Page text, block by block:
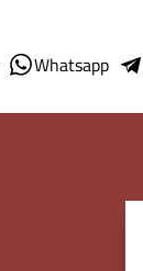
Whatsapp